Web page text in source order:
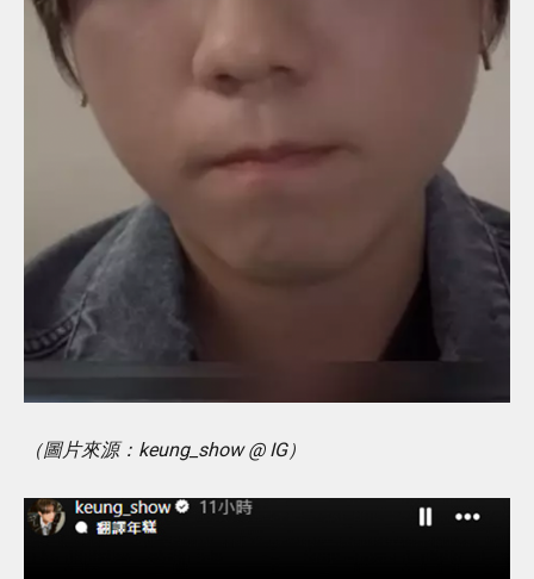
（圖片來源：keung_show @ IG）